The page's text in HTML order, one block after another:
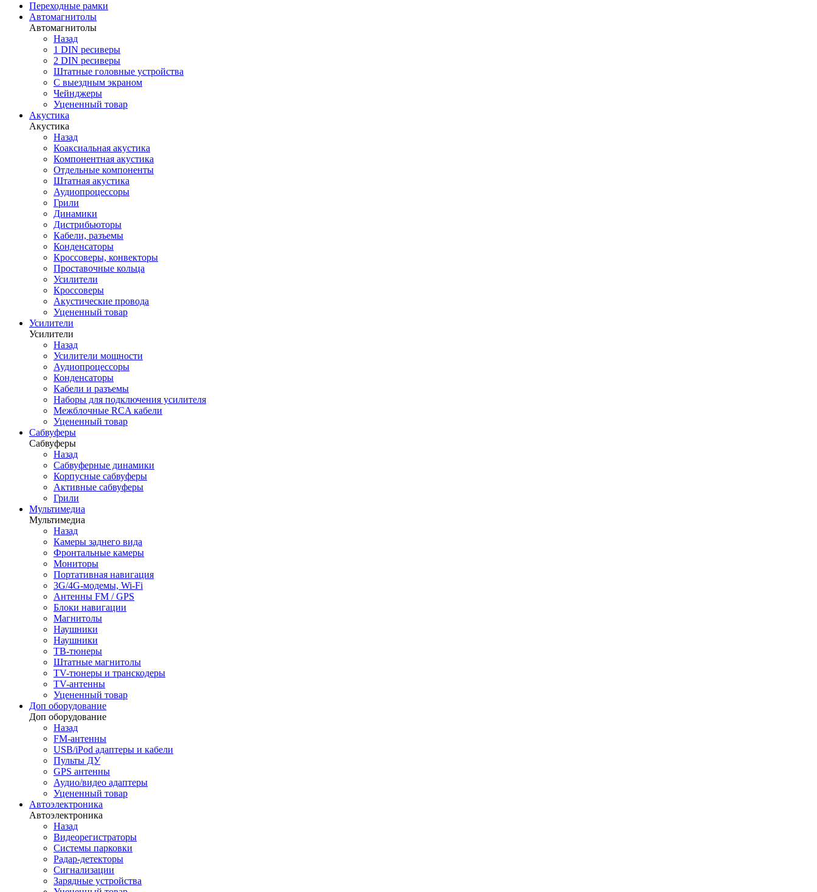
Переходные рамки
Автомагнитолы
Автомагнитолы
Назад
1 DIN ресиверы
2 DIN ресиверы
Штатные головные устройства
С выездным экраном
Чейнджеры
Уцененный товар
Акустика
Акустика
Назад
Коаксиальная акустика
Компонентная акустика
Отдельные компоненты
Штатная акустика
Аудиопроцессоры
Грили
Динамики
Дистрибьюторы
Кабели, разъемы
Конденсаторы
Кроссоверы, конвекторы
Проставочные кольца
Усилители
Кроссоверы
Акустические провода
Уцененный товар
Усилители
Усилители
Назад
Усилители мощности
Аудиопроцессоры
Конденсаторы
Кабели и разъемы
Наборы для подключения усилителя
Межблочные RCA кабели
Уцененный товар
Сабвуферы
Сабвуферы
Назад
Сабвуферные динамики
Корпусные сабвуферы
Активные сабвуферы
Грили
Мультимедиа
Мультимедиа
Назад
Камеры заднего вида
Фронтальные камеры
Мониторы
Портативная навигация
3G/4G-модемы, Wi-Fi
Антенны FM / GPS
Блоки навигации
Магнитолы
Наушники
Наушники
ТВ-тюнеры
Штатные магнитолы
TV-тюнеры и транскодеры
TV-антенны
Уцененный товар
Доп оборудование
Доп оборудование
Назад
FM-антенны
USB/iPod адаптеры и кабели
Пульты ДУ
GPS антенны
Аудио/видео адаптеры
Уцененный товар
Автоэлектроника
Автоэлектроника
Назад
Видеорегистраторы
Системы парковки
Радар-детекторы
Сигнализации
Зарядные устройства